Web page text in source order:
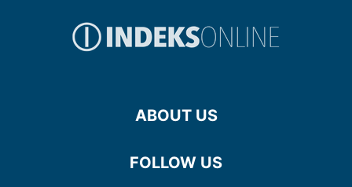
ABOUT US
FOLLOW US